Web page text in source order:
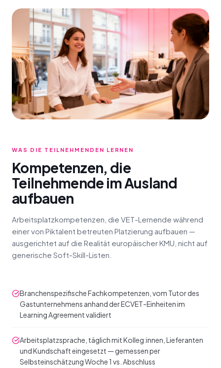
WAS DIE TEILNEHMENDEN LERNEN
Kompetenzen, die
Teilnehmende im Ausland
aufbauen
Arbeitsplatzkompetenzen, die VET-Lernende während
einer von Piktalent betreuten Platzierung aufbauen —
ausgerichtet auf die Realität europäischer KMU, nicht auf
generische Soft-Skill-Listen.
Branchenspezifische Fachkompetenzen, vom Tutor des
Gastunternehmens anhand der ECVET-Einheiten im
Learning Agreement validiert
Arbeitsplatzsprache, täglich mit Kolleg:innen, Lieferanten
und Kundschaft eingesetzt — gemessen per
Selbsteinschätzung Woche 1 vs. Abschluss